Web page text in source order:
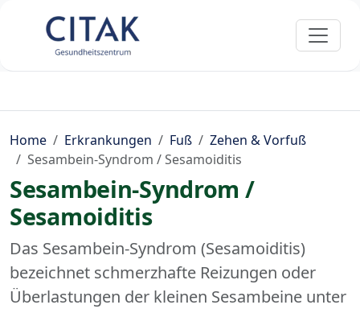
Home Erkrankungen Fuß
Zehen & Vorfuß
Sesambein-Syndrom / Sesamoiditis
Sesambein-Syndrom /
Sesamoiditis
Das Sesambein-Syndrom (Sesamoiditis)
bezeichnet schmerzhafte Reizungen oder
Überlastungen der kleinen Sesambeine unter